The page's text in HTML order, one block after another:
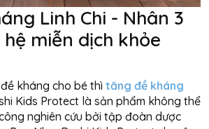
Linh Chi - Nhân 3
miễn dịch khỏe
kháng cho bé thì tăng đề kháng
Kids Protect là sản phẩm không thể
nghiên cứu bởi tập đoàn dược